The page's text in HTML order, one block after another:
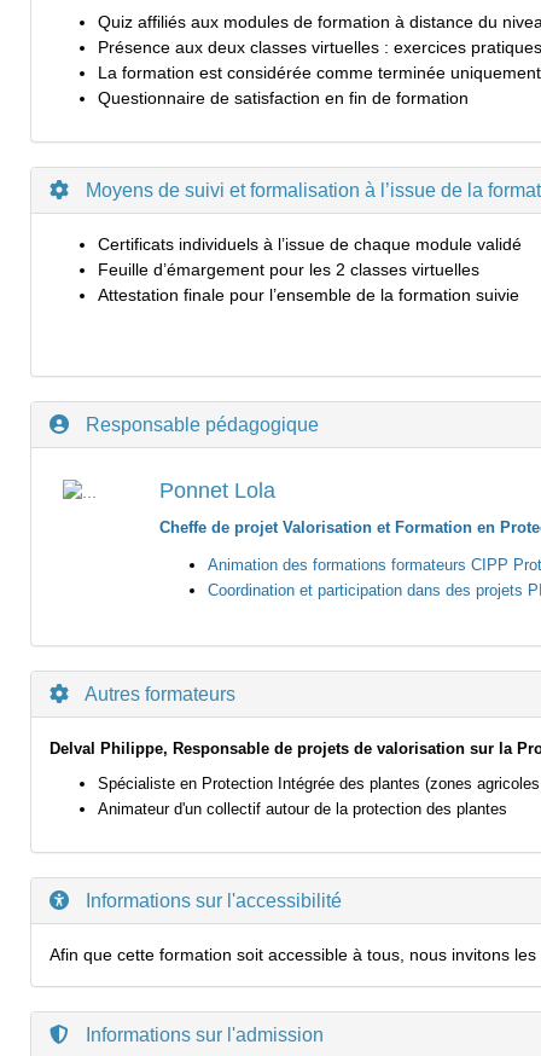
Quiz affiliés aux modules de formation à distance du
Présence aux deux classes virtuelles : exercices
La formation est considérée comme terminée
Questionnaire de satisfaction en fin de formation
Moyens de suivi et formalisation à l’issue de la
Certificats individuels à l’issue de chaque module validé
Feuille d’émargement pour les 2 classes virtuelles
Attestation finale pour l’ensemble de la formation suivie
Responsable pédagogique
Ponnet Lola
Cheffe de projet Valorisation et Formation en
Animation des formations formateurs CIPP
Coordination et participation dans des projets
Autres formateurs
Delval Philippe, Responsable de projets de valorisation sur la
Spécialiste en Protection Intégrée des plantes (zones
Animateur d'un collectif autour de la protection des plantes
Informations sur l'accessibilité
Afin que cette formation soit accessible à tous, nous invitons
Informations sur l'admission